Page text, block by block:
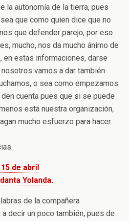
la autonomía de la tierra, pues
que como quien dice que no
que defender parejo, por eso
mucho, nos da mucho ánimo de
en estas informaciones, darse
vamos a dar también
o sea como empezamos
cuenta pues que si se puede
está nuestra organización,
mucho esfuerzo para hacer
de abril
Yolanda.
de la compañera
a decir un poco también, pues de